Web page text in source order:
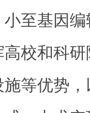
至基因
校和科
等优势